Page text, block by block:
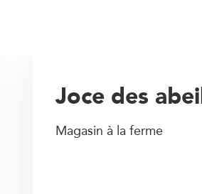
Joce des
Magasin à la ferme